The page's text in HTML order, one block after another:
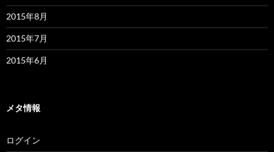
2015年8月
2015年7月
2015年6月
メタ情報
ログイン